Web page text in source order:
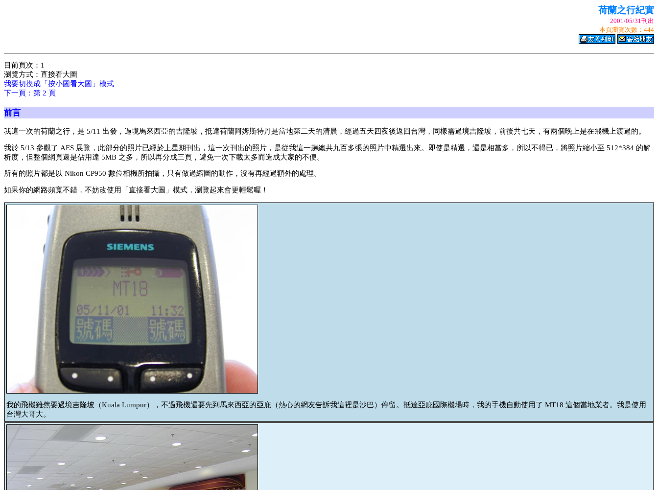
荷蘭之行紀實
2001/05/31刊出
本頁瀏覽次數：444
目前頁次：1
瀏覽方式：直接看大圖
我要切換成「按小圖看大圖」模式
下一頁：第 2 頁
前言
我這一次的荷蘭之行，是 5/11 出發，過境馬來西亞的吉隆坡，抵達荷蘭阿姆斯特丹是當地第二天的清晨，經過五天四夜後返回台灣，同樣需過境吉隆坡，前後共七天，有兩個晚上是在飛機上渡過的。
我於 5/13 參觀了 AES 展覽，此部分的照片已經於上星期刊出，這一次刊出的照片，是從我這一趟總共九百多張的照片中精選出來。即使是精選，還是相當多，所以不得已，將照片縮小至 512*384 的解
析度，但整個網頁還是佔用達 5MB 之多，所以再分成三頁，避免一次下載太多而造成大家的不便。
所有的照片都是以 Nikon CP950 數位相機所拍攝，只有做過縮圖的動作，沒有再經過額外的處理。
如果你的網路頻寬不錯，不妨改使用「直接看大圖」模式，瀏覽起來會更輕鬆喔！
我的飛機雖然要過境吉隆坡（Kuala Lumpur），不過飛機還要先到馬來西亞的亞庇（熱心的網友告訴我這裡是沙巴）停留。抵達亞庇國際機場時，我的手機自動使用了 MT18 這個當地業者。我是使用
台灣大哥大。